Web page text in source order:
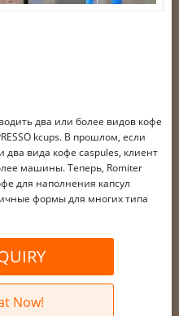
два или более видов кофе
kcups. В прошлом, если
два вида кофе caspules, клиент
машины. Теперь, Romiter
для наполнения капсул
формы для многих типа
Now!